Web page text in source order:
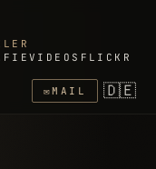
VIDEOS FLICKR
✉MAIL 🇩🇪